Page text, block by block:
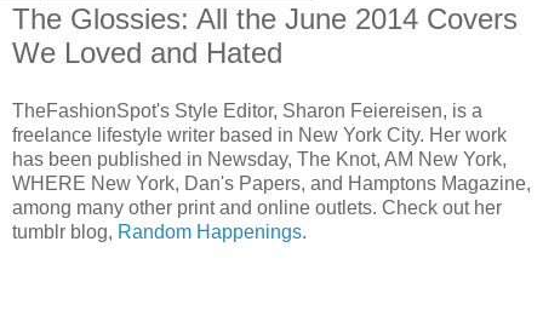
The Glossies: All the June 2014 Covers
We Loved and Hated
TheFashionSpot's Style Editor, Sharon Feiereisen, is a
freelance lifestyle writer based in New York City. Her work
has been published in Newsday, The Knot, AM New York,
WHERE New York, Dan's Papers, and Hamptons Magazine,
among many other print and online outlets. Check out her
tumblr blog, Random Happenings.